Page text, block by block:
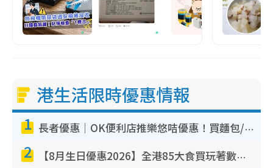
港生活限時優惠情報
1 長者優惠｜OK便利店推樂悠咭優惠！買麵包/牛奶/保健品拍卡即減
2 【8月生日優惠2026】全港85大食買玩著數攻略 自助餐/火鍋放題同行免費＋誠品/DONKI送現金券